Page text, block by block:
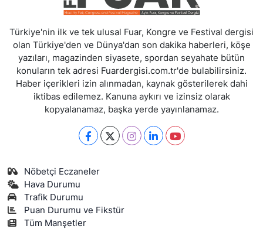
Türkiye'nin ilk ve tek ulusal Fuar, Kongre ve Festival dergisi
olan Türkiye'den ve Dünya'dan son dakika haberleri, köşe
yazıları, magazinden siyasete, spordan seyahate bütün
konuların tek adresi Fuardergisi.com.tr'de bulabilirsiniz.
Haber içerikleri izin alınmadan, kaynak gösterilerek dahi
iktibas edilemez. Kanuna aykırı ve izinsiz olarak
kopyalanamaz, başka yerde yayınlanamaz.
Nöbetçi Eczaneler
Hava Durumu
Trafik Durumu
Puan Durumu ve Fikstür
Tüm Manşetler